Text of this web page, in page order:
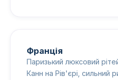
Франція
Паризький люксовий
Канн на Рів'єрі, сильний